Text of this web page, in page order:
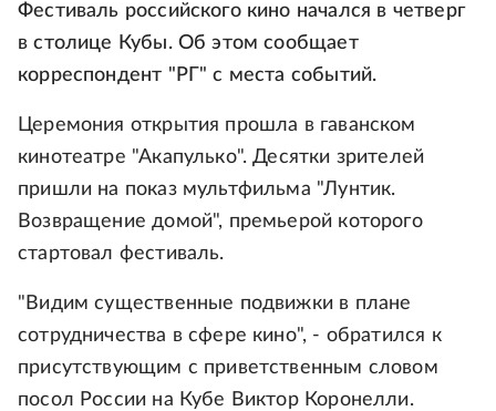
Фестиваль российского кино начался в четверг
в столице Кубы. Об этом сообщает
корреспондент "РГ" с места событий.
Церемония открытия прошла в гаванском
кинотеатре "Акапулько". Десятки зрителей
пришли на показ мультфильма "Лунтик.
Возвращение домой", премьерой которого
стартовал фестиваль.
"Видим существенные подвижки в плане
сотрудничества в сфере кино", - обратился к
присутствующим с приветственным словом
посол России на Кубе Виктор Коронелли.